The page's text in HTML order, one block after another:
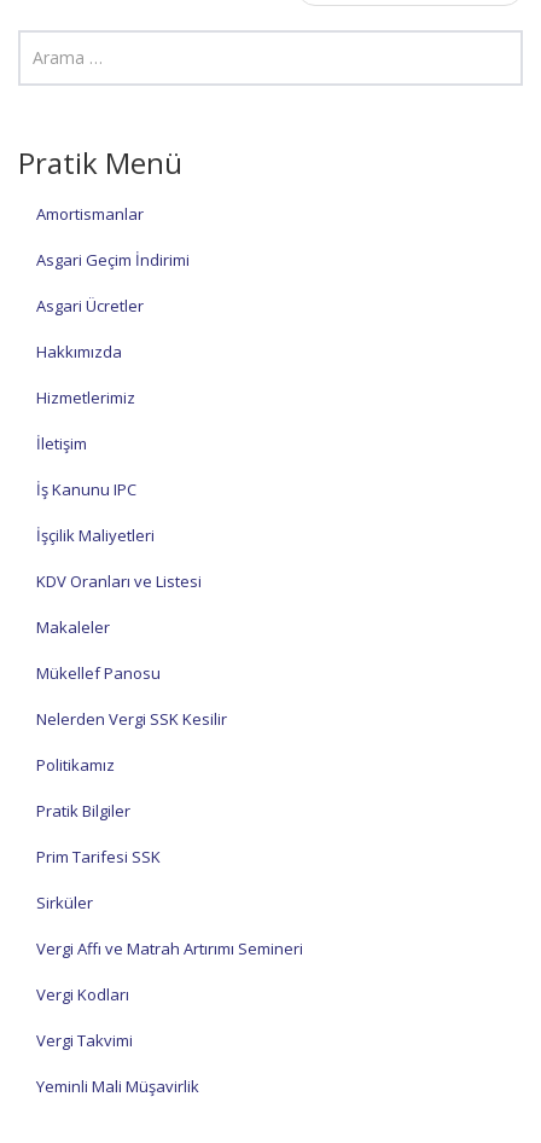
Pratik Menü
Amortismanlar
Asgari Geçim İndirimi
Asgari Ücretler
Hakkımızda
Hizmetlerimiz
İletişim
İş Kanunu IPC
İşçilik Maliyetleri
KDV Oranları ve Listesi
Makaleler
Mükellef Panosu
Nelerden Vergi SSK Kesilir
Politikamız
Pratik Bilgiler
Prim Tarifesi SSK
Sirküler
Vergi Affı ve Matrah Artırımı Semineri
Vergi Kodları
Vergi Takvimi
Yeminli Mali Müşavirlik